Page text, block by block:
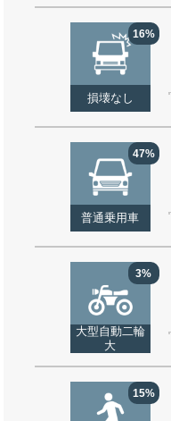
16%
損壊なし
47%
普通乗用車
3%
大型自動二輪
大
15%